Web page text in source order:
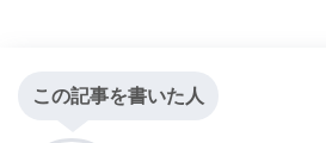
この記事を書いた人